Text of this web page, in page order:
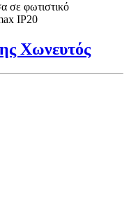
σε φωτιστικό
IP20
Χωνευτός